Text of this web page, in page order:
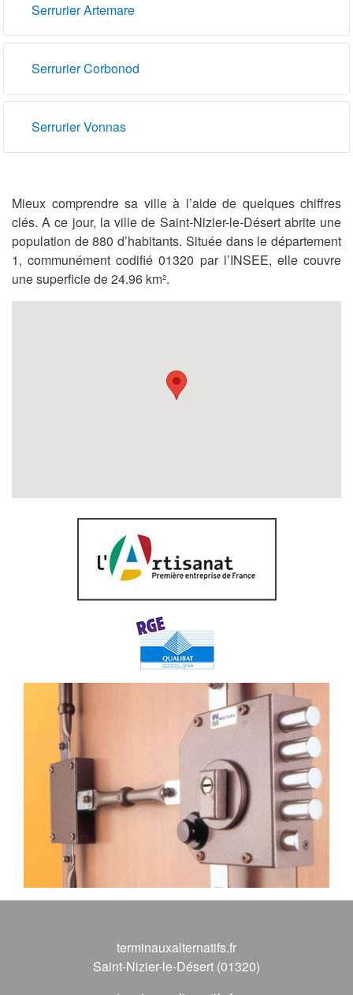
Serrurier Artemare
Serrurier Corbonod
Serrurier Vonnas
Mieux comprendre sa ville à l’aide de quelques chiffres
clés. A ce jour, la ville de Saint-Nizier-le-Désert abrite une
population de 880 d’habitants. Située dans le département
1, communément codifié 01320 par l’INSEE, elle couvre
une superficie de 24.96 km².
terminauxalternatifs.fr
Saint-Nizier-le-Désert (01320)